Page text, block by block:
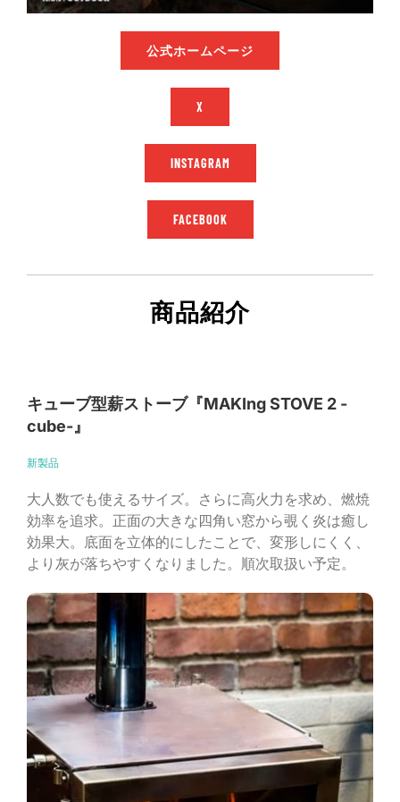
公式ホームページ
X
INSTAGRAM
FACEBOOK
商品紹介
キューブ型薪ストーブ『MAKIng STOVE 2 -
cube-』
新製品
大人数でも使えるサイズ。さらに高火力を求め、燃焼
効率を追求。正面の大きな四角い窓から覗く炎は癒し
効果大。底面を立体的にしたことで、変形しにくく、
より灰が落ちやすくなりました。順次取扱い予定。